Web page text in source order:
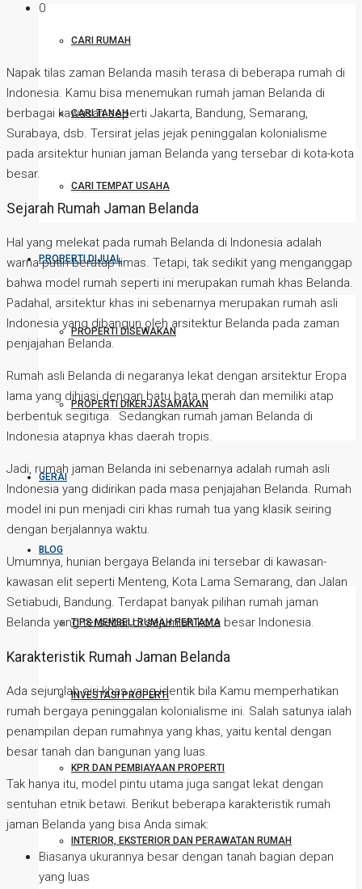
CARI RUMAH
CARI TANAH
CARI TEMPAT USAHA
PROPERTI DIJUAL
PROPERTI DISEWAKAN
PROPERTI DIKERJASAMAKAN
GERAI
BLOG
TIPS MEMBELI RUMAH PERTAMA
INVESTASI PROPERTI
KPR DAN PEMBIAYAAN PROPERTI
INTERIOR, EKSTERIOR DAN PERAWATAN RUMAH
0
Napak tilas zaman Belanda masih terasa di beberapa rumah di
Indonesia. Kamu bisa menemukan rumah jaman Belanda di
berbagai kawasan seperti Jakarta, Bandung, Semarang,
Surabaya, dsb. Tersirat jelas jejak peninggalan kolonialisme
pada arsitektur hunian jaman Belanda yang tersebar di kota-kota
besar.
Sejarah Rumah Jaman Belanda
Hal yang melekat pada rumah Belanda di Indonesia adalah
warna putih beratap limas. Tetapi, tak sedikit yang menganggap
bahwa model rumah seperti ini merupakan rumah khas Belanda.
Padahal, arsitektur khas ini sebenarnya merupakan rumah asli
Indonesia yang dibangun oleh arsitektur Belanda pada zaman
penjajahan Belanda.
Rumah asli Belanda di negaranya lekat dengan arsitektur Eropa
lama yang dihiasi dengan batu bata merah dan memiliki atap
berbentuk segitiga. Sedangkan rumah jaman Belanda di
Indonesia atapnya khas daerah tropis.
Jadi, rumah jaman Belanda ini sebenarnya adalah rumah asli
Indonesia yang didirikan pada masa penjajahan Belanda. Rumah
model ini pun menjadi ciri khas rumah tua yang klasik seiring
dengan berjalannya waktu.
Umumnya, hunian bergaya Belanda ini tersebar di kawasan-
kawasan elit seperti Menteng, Kota Lama Semarang, dan Jalan
Setiabudi, Bandung. Terdapat banyak pilihan rumah jaman
Belanda yang tersebar di sejumlah kota besar Indonesia.
Karakteristik Rumah Jaman Belanda
Ada sejumlah ciri khas yang identik bila Kamu memperhatikan
rumah bergaya peninggalan kolonialisme ini. Salah satunya ialah
penampilan depan rumahnya yang khas, yaitu kental dengan
besar tanah dan bangunan yang luas.
Tak hanya itu, model pintu utama juga sangat lekat dengan
sentuhan etnik betawi. Berikut beberapa karakteristik rumah
jaman Belanda yang bisa Anda simak:
Biasanya ukurannya besar dengan tanah bagian depan
yang luas